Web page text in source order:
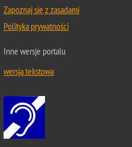
Zapoznaj się z zasadami
Polityka prywatności
Inne wersje portalu
wersja tekstowa